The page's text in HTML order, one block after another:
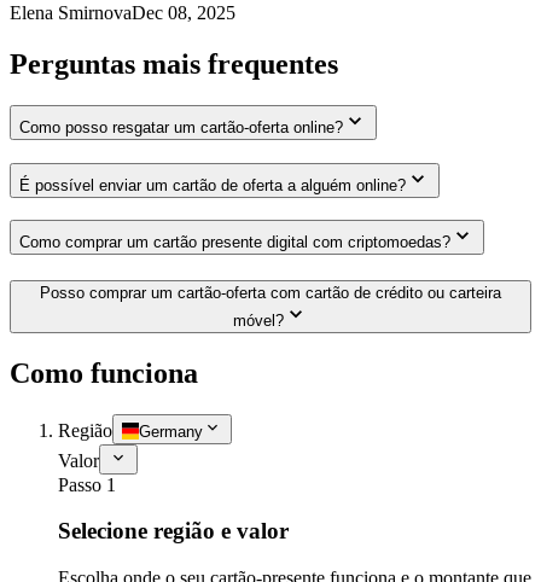
Elena SmirnovaDec 08, 2025
Perguntas mais frequentes
Como posso resgatar um cartão-oferta online?
É possível enviar um cartão de oferta a alguém online?
Como comprar um cartão presente digital com criptomoedas?
Posso comprar um cartão-oferta com cartão de crédito ou carteira
móvel?
Como funciona
Região Germany
Valor
Passo 1
Selecione região e valor